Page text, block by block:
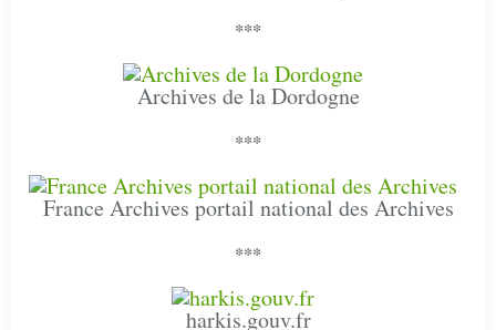
***
Archives de la Dordogne
***
France Archives portail national des Archives
***
harkis.gouv.fr